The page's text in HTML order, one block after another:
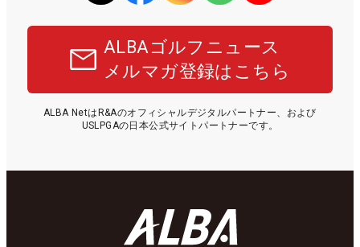
ALBAゴルフニュース
メルマガ登録はこちら
ALBA NetはR&Aのオフィシャルデジタルパートナー、および
USLPGAの日本公式サイトパートナーです。